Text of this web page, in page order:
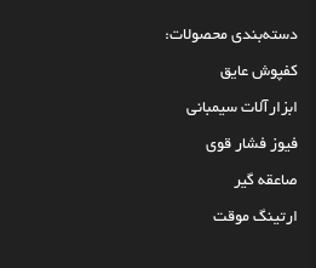
دسته‌بندی محصولات:
کفپوش عایق
ابزارآلات سیمبانی
فیوز فشار قوی
صاعقه گیر
ارتینگ موقت